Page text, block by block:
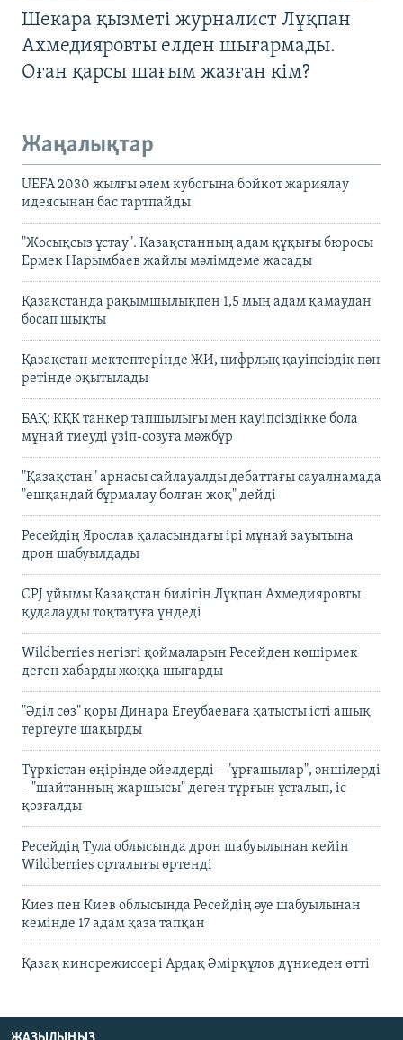
Шекара қызметі журналист Лұқпан
Ахмедияровты елден шығармады.
Оған қарсы шағым жазған кім?
Жаңалықтар
UEFA 2030 жылғы әлем кубогына бойкот жариялау
идеясынан бас тартпайды
"Жосықсыз ұстау". Қазақстанның адам құқығы бюросы
Ермек Нарымбаев жайлы мәлімдеме жасады
Қазақстанда рақымшылықпен 1,5 мың адам қамаудан
босап шықты
Қазақстан мектептерінде ЖИ, цифрлық қауіпсіздік пән
ретінде оқытылады
БАҚ: КҚК танкер тапшылығы мен қауіпсіздікке бола
мұнай тиеуді үзіп-созуға мәжбүр
"Қазақстан" арнасы сайлауалды дебаттағы сауалнамада
"ешқандай бұрмалау болған жоқ" дейді
Ресейдің Ярослав қаласындағы ірі мұнай зауытына
дрон шабуылдады
CPJ ұйымы Қазақстан билігін Лұқпан Ахмедияровты
қудалауды тоқтатуға үндеді
Wildberries негізгі қоймаларын Ресейден көшірмек
деген хабарды жоққа шығарды
"Әділ сөз" қоры Динара Егеубаеваға қатысты істі ашық
тергеуге шақырды
Түркістан өңірінде әйелдерді – "ұрғашылар", әншілерді
– "шайтанның жаршысы" деген тұрғын ұсталып, іс
қозғалды
Ресейдің Тула облысында дрон шабуылынан кейін
Wildberries орталығы өртенді
Киев пен Киев облысында Ресейдің әуе шабуылынан
кемінде 17 адам қаза тапқан
Қазақ кинорежиссері Ардақ Әмірқұлов дүниеден өтті